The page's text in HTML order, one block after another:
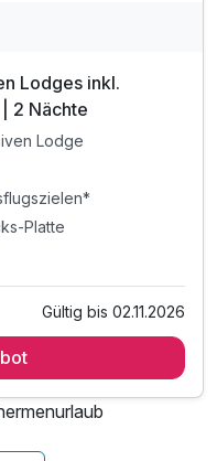
Lodges inkl.
2 Nächte
Lodge
Platte
Gültig bis 02.11.2026